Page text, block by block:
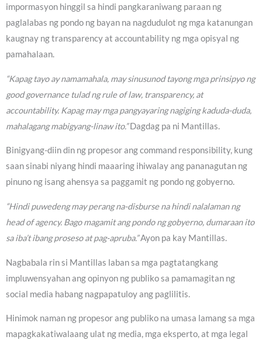
impormasyon hinggil sa hindi pangkaraniwang paraan ng
paglalabas ng pondo ng bayan na nagdudulot ng mga katanungan
kaugnay ng transparency at accountability ng mga opisyal ng
pamahalaan.
“Kapag tayo ay namamahala, may sinusunod tayong mga prinsipyo ng
good governance tulad ng rule of law, transparency, at
accountability. Kapag may mga pangyayaring nagiging kaduda-duda,
mahalagang mabigyang-linaw ito.”Dagdag pa ni Mantillas.
Binigyang-diin din ng propesor ang command responsibility, kung
saan sinabi niyang hindi maaaring ihiwalay ang pananagutan ng
pinuno ng isang ahensya sa paggamit ng pondo ng gobyerno.
“Hindi puwedeng may perang na-disburse na hindi nalalaman ng
head of agency. Bago magamit ang pondo ng gobyerno, dumaraan ito
sa iba’t ibang proseso at pag-apruba.”Ayon pa kay Mantillas.
Nagbabala rin si Mantillas laban sa mga pagtatangkang
impluwensyahan ang opinyon ng publiko sa pamamagitan ng
social media habang nagpapatuloy ang paglilitis.
Hinimok naman ng propesor ang publiko na umasa lamang sa mga
mapagkakatiwalaang ulat ng media, mga eksperto, at mga legal